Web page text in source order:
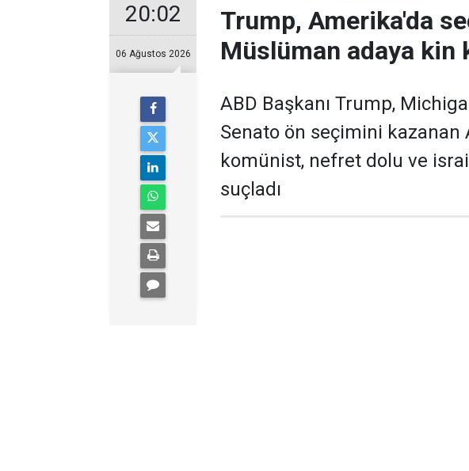
20:02
06 Ağustos 2026
Trump, Amerika'da
Müslüman adaya kin
ABD Başkanı Trump,
Senato ön seçimini kazanan
komünist, nefret dolu ve
suçladı